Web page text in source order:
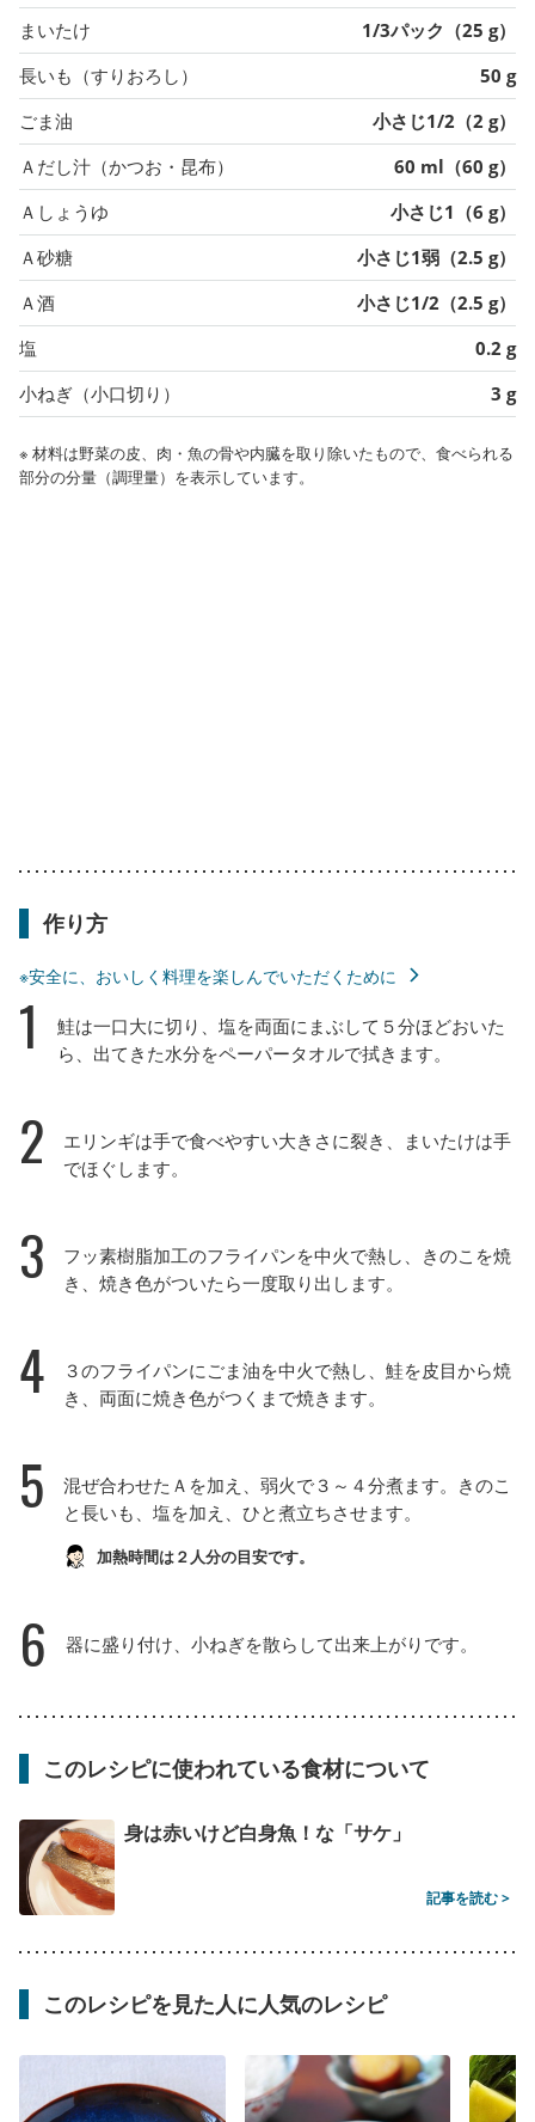
まいたけ
1/3パック（25 g）
長いも（すりおろし）
50 g
ごま油
小さじ1/2（2 g）
Ａだし汁（かつお・昆布）
60 ml（60 g）
Ａしょうゆ
小さじ1（6 g）
Ａ砂糖
小さじ1弱（2.5 g）
Ａ酒
小さじ1/2（2.5 g）
塩
0.2 g
小ねぎ（小口切り）
3 g
※ 材料は野菜の皮、肉・魚の骨や内臓を取り除いたもので、食べられる
部分の分量（調理量）を表示しています。
作り方
※安全に、おいしく料理を楽しんでいただくために
1
鮭は一口大に切り、塩を両面にまぶして５分ほどおいた
ら、出てきた水分をペーパータオルで拭きます。
2
エリンギは手で食べやすい大きさに裂き、まいたけは手
でほぐします。
3
フッ素樹脂加工のフライパンを中火で熱し、きのこを焼
き、焼き色がついたら一度取り出します。
4
３のフライパンにごま油を中火で熱し、鮭を皮目から焼
き、両面に焼き色がつくまで焼きます。
5
混ぜ合わせたＡを加え、弱火で３～４分煮ます。きのこ
と長いも、塩を加え、ひと煮立ちさせます。
加熱時間は２人分の目安です。
6 器に盛り付け、小ねぎを散らして出来上がりです。
このレシピに使われている食材について
身は赤いけど白身魚！な「サケ」
記事を読む >
このレシピを見た人に人気のレシピ